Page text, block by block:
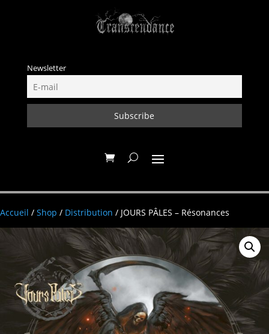
Newsletter
Accueil / Shop / Distribution / JOURS PÂLES – Résonances